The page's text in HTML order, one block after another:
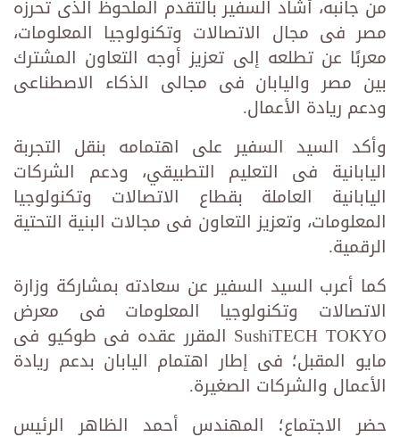
من جانبه، أشاد السفير بالتقدم الملحوظ الذى تحرزه
مصر فى مجال الاتصالات وتكنولوجيا المعلومات،
معربًا عن تطلعه إلى تعزيز أوجه التعاون المشترك
بين مصر واليابان فى مجالى الذكاء الاصطناعى
ودعم ريادة الأعمال.
وأكد السيد السفير على اهتمامه بنقل التجربة
اليابانية فى التعليم التطبيقي، ودعم الشركات
اليابانية العاملة بقطاع الاتصالات وتكنولوجيا
المعلومات، وتعزيز التعاون فى مجالات البنية التحتية
الرقمية.
كما أعرب السيد السفير عن سعادته بمشاركة وزارة
الاتصالات وتكنولوجيا المعلومات فى معرض
SushiTECH TOKYO المقرر عقده فى طوكيو فى
مايو المقبل؛ فى إطار اهتمام اليابان بدعم ريادة
الأعمال والشركات الصغيرة.
حضر الاجتماع؛ المهندس أحمد الظاهر الرئيس